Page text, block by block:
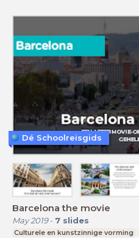
Barcelona the movie
May 2019- 7 slides
Culturele en kunstzinnige vorming
Dé Schoolreisgids